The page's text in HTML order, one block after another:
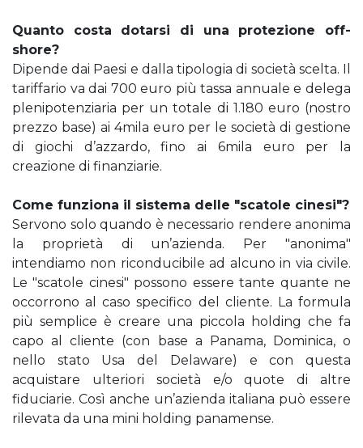
Quanto costa dotarsi di una protezione off-
shore?
Dipende dai Paesi e dalla tipologia di società scelta. Il
tariffario va dai 700 euro più tassa annuale e delega
plenipotenziaria per un totale di 1.180 euro (nostro
prezzo base) ai 4mila euro per le società di gestione
di giochi d’azzardo, fino ai 6mila euro per la
creazione di finanziarie.
Come funziona il sistema delle "scatole cinesi"?
Servono solo quando è necessario rendere anonima
la proprietà di un’azienda. Per "anonima"
intendiamo non riconducibile ad alcuno in via civile.
Le "scatole cinesi" possono essere tante quante ne
occorrono al caso specifico del cliente. La formula
più semplice è creare una piccola holding che fa
capo al cliente (con base a Panama, Dominica, o
nello stato Usa del Delaware) e con questa
acquistare ulteriori società e/o quote di altre
fiduciarie. Così anche un’azienda italiana può essere
rilevata da una mini holding panamense.